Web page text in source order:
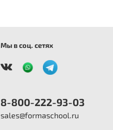
Мы в соц. сетях
8-800-222-93-03
sales@formaschool.ru